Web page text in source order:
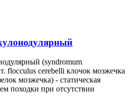
(syndromum
flocculus cerebelli клочок мозжечка
мозжечка) - статическая
походки при отсутствии